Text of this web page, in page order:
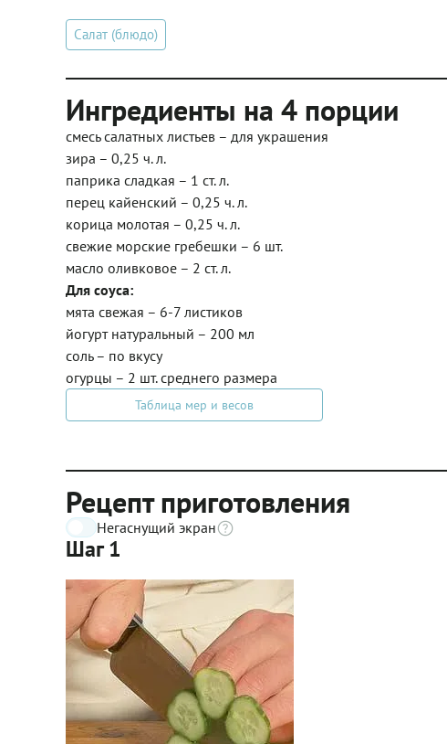
Салат (блюдо)
Ингредиенты на 4 порции
смесь салатных листьев – для украшения
зира – 0,25 ч. л.
паприка сладкая – 1 ст. л.
перец кайенский – 0,25 ч. л.
корица молотая – 0,25 ч. л.
свежие морские гребешки – 6 шт.
масло оливковое – 2 ст. л.
Для соуса:
мята свежая – 6-7 листиков
йогурт натуральный – 200 мл
соль – по вкусу
огурцы – 2 шт. среднего размера
Таблица мер и весов
Рецепт приготовления
Негаснущий экран
Шаг 1